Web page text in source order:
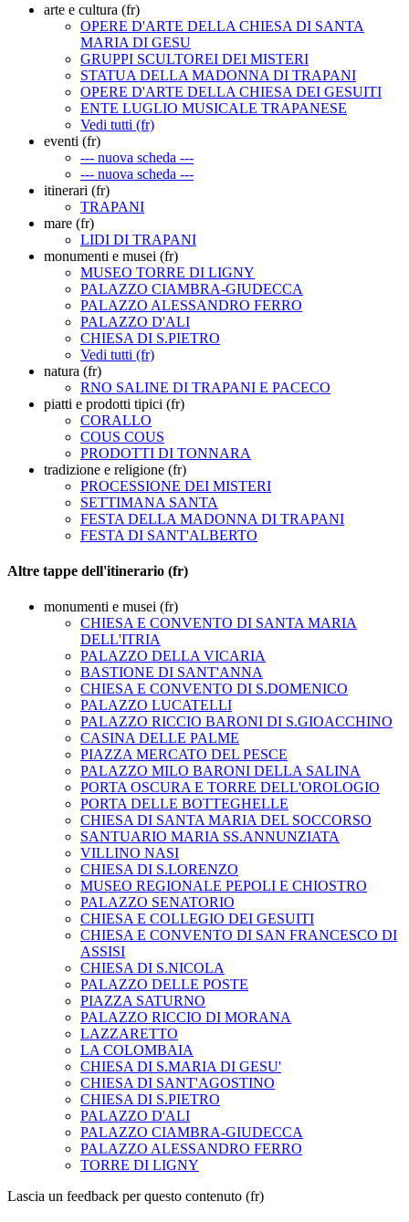
arte e cultura (fr)
OPERE D'ARTE DELLA CHIESA DI SANTA
MARIA DI GESU
GRUPPI SCULTOREI DEI MISTERI
STATUA DELLA MADONNA DI TRAPANI
OPERE D'ARTE DELLA CHIESA DEI GESUITI
ENTE LUGLIO MUSICALE TRAPANESE
Vedi tutti (fr)
eventi (fr)
--- nuova scheda ---
--- nuova scheda ---
itinerari (fr)
TRAPANI
mare (fr)
LIDI DI TRAPANI
monumenti e musei (fr)
MUSEO TORRE DI LIGNY
PALAZZO CIAMBRA-GIUDECCA
PALAZZO ALESSANDRO FERRO
PALAZZO D'ALI
CHIESA DI S.PIETRO
Vedi tutti (fr)
natura (fr)
RNO SALINE DI TRAPANI E PACECO
piatti e prodotti tipici (fr)
CORALLO
COUS COUS
PRODOTTI DI TONNARA
tradizione e religione (fr)
PROCESSIONE DEI MISTERI
SETTIMANA SANTA
FESTA DELLA MADONNA DI TRAPANI
FESTA DI SANT'ALBERTO
Altre tappe dell'itinerario (fr)
monumenti e musei (fr)
CHIESA E CONVENTO DI SANTA MARIA
DELL'ITRIA
PALAZZO DELLA VICARIA
BASTIONE DI SANT'ANNA
CHIESA E CONVENTO DI S.DOMENICO
PALAZZO LUCATELLI
PALAZZO RICCIO BARONI DI S.GIOACCHINO
CASINA DELLE PALME
PIAZZA MERCATO DEL PESCE
PALAZZO MILO BARONI DELLA SALINA
PORTA OSCURA E TORRE DELL'OROLOGIO
PORTA DELLE BOTTEGHELLE
CHIESA DI SANTA MARIA DEL SOCCORSO
SANTUARIO MARIA SS.ANNUNZIATA
VILLINO NASI
CHIESA DI S.LORENZO
MUSEO REGIONALE PEPOLI E CHIOSTRO
PALAZZO SENATORIO
CHIESA E COLLEGIO DEI GESUITI
CHIESA E CONVENTO DI SAN FRANCESCO DI
ASSISI
CHIESA DI S.NICOLA
PALAZZO DELLE POSTE
PIAZZA SATURNO
PALAZZO RICCIO DI MORANA
LAZZARETTO
LA COLOMBAIA
CHIESA DI S.MARIA DI GESU'
CHIESA DI SANT'AGOSTINO
CHIESA DI S.PIETRO
PALAZZO D'ALI
PALAZZO CIAMBRA-GIUDECCA
PALAZZO ALESSANDRO FERRO
TORRE DI LIGNY
Lascia un feedback per questo contenuto (fr)